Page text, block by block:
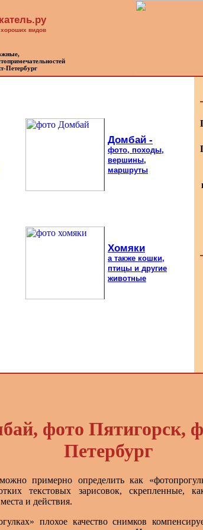
видов
Петербург
Домбай -
фото, походы,
вершины,
маршруты
Хомяки
а также кошки,
птицы и другие
животные
фото Пятигорск,
Петербург
примерно определить как
текстовых зарисовок, скрепленные,
и действия.
плохое качество снимков